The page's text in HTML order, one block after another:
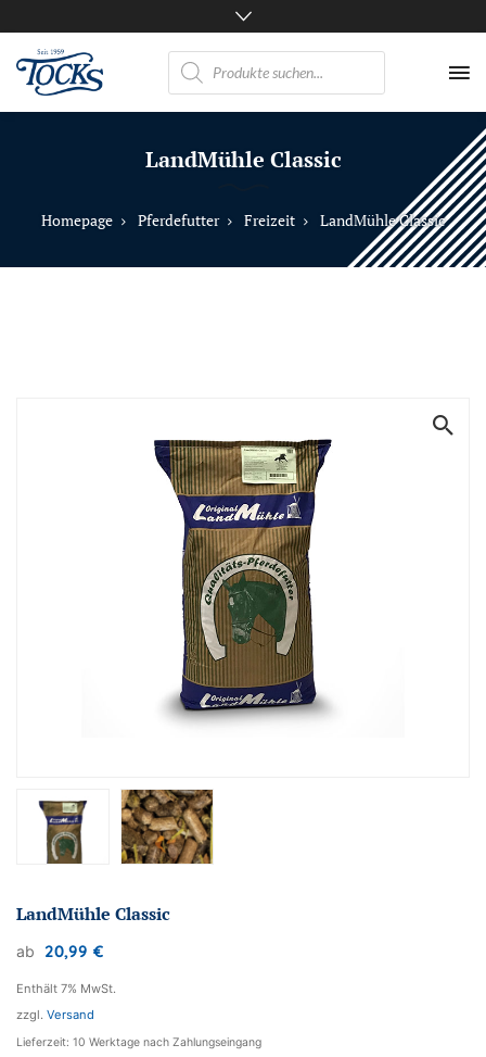
TOCKS
Futtermühle
Products
search
LandMühle Classic
Homepage Pferdefutter Freizeit LandMühle Classic
LandMühle Classic
ab 20,99 €
Enthält 7% MwSt.
zzgl. Versand
Lieferzeit: 10 Werktage nach Zahlungseingang